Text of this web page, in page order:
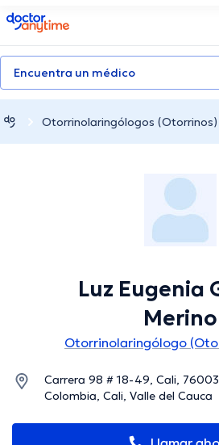
doctoranytime
Encuentra un médico
Otorrinolaringólogos (Otorrinos)
Luz Eugenia
Merino
Otorrinolaringólogo
Carrera 98 # 18-49, Cali,
Colombia, Cali, Valle del Cauca